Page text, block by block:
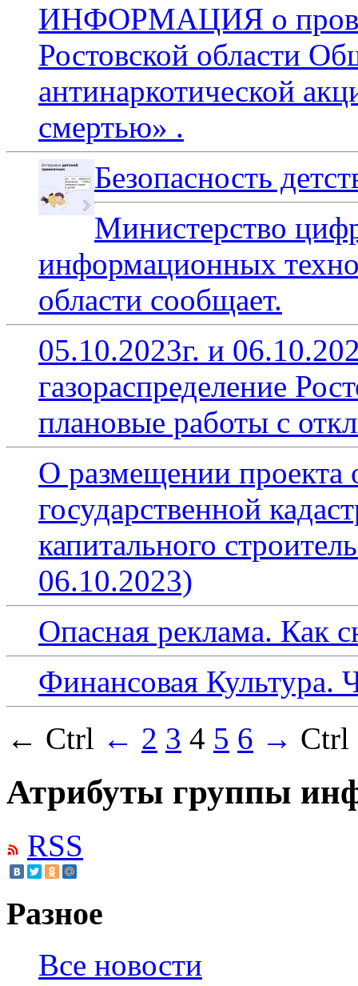
ИНФОРМАЦИЯ о
Ростовской области
антинаркотической
смертью» .
Безопасность
Министерство
информационных
области сообщает.
05.10.2023г. и
газораспределение
плановые работы с
О размещении проекта
государственной
капитального
06.10.2023)
Опасная реклама. Как
Финансовая Культура.
← Ctrl ← 2 3 4 5 6 →
Атрибуты группы
RSS
Разное
Все новости